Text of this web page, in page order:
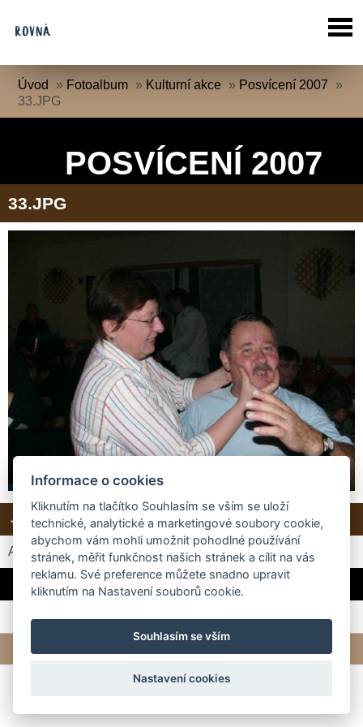
Úvod » Fotoalbum » Kulturní akce » Posvícení 2007 »
33.JPG
POSVÍCENÍ 2007
33.JPG
← Předchozí Další → Zpět do složky
Automatické procházení: 3| |5| | 7
(čas ve vteřinách)
Zima, zima, zima je tu.... :-)
Informace o cookies
Kliknutím na tlačítko Souhlasím se vším se uloží
technické, analytické a marketingové soubory cookie,
abychom vám mohli umožnit pohodlné používání
stránek, měřit funkčnost našich stránek a cílit na vás
reklamu. Své preference můžete snadno upravit
kliknutím na Nastavení souborů cookie.
Souhlasím se vším
Nastavení cookies